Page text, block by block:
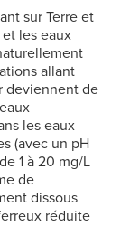
sur Terre et
les eaux
allant
deviennent de
les eaux
(avec un pH
1 à 20 mg/L
de
dissous
réduite